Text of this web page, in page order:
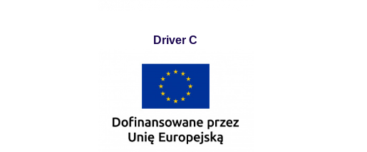
Driver C